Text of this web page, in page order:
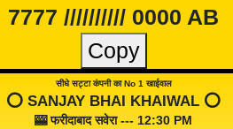
7777 ////////// 0000 AB
Copy
सीधे सट्टा कंपनी का No 1 खाईवाल
⭕️ SANJAY BHAI KHAIWAL ⭕️
🎰 फरीदाबाद सवेरा --- 12:30 PM